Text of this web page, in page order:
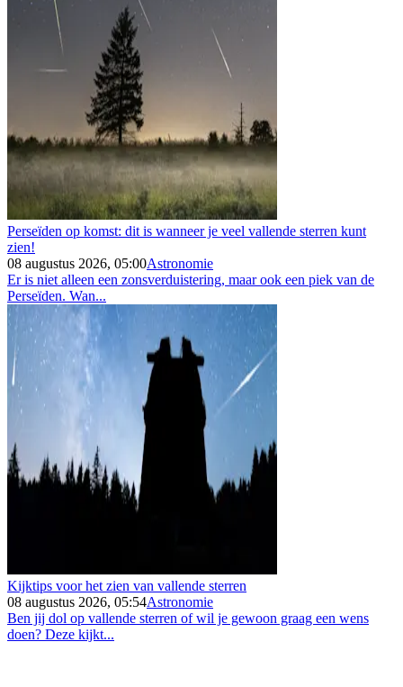
Perseïden op komst: dit is wanneer je veel vallende sterren kunt
zien!
08 augustus 2026, 05:00Astronomie
Er is niet alleen een zonsverduistering, maar ook een piek van de
Perseïden. Wan...
Kijktips voor het zien van vallende sterren
08 augustus 2026, 05:54Astronomie
Ben jij dol op vallende sterren of wil je gewoon graag een wens
doen? Deze kijkt...